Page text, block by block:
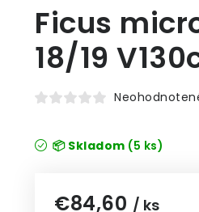
Ficus
18/19
📦 Skladom (5 ks)
€84,60 / ks